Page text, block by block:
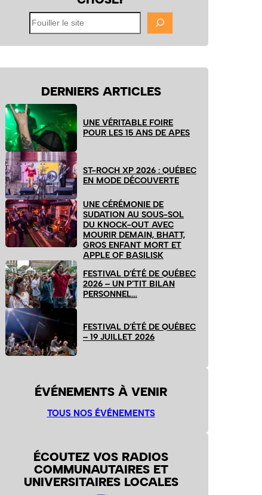
Fouiller
le
site
DERNIERS ARTICLES
UNE VÉRITABLE FOIRE
POUR LES 15 ANS DE APES
ST-ROCH XP 2026 : QUÉBEC
EN MODE DÉCOUVERTE
UNE CÉRÉMONIE DE
SUDATION AU SOUS-SOL
DU KNOCK-OUT AVEC
MOURIR DEMAIN, BHATT,
GROS ENFANT MORT ET
APPLE OF BASILISK
FESTIVAL D’ÉTÉ DE QUÉBEC
2026 – UN P’TIT BILAN
PERSONNEL…
FESTIVAL D’ÉTÉ DE QUÉBEC
– 19 JUILLET 2026
ÉVÉNEMENTS À VENIR
TOUS NOS ÉVÉNEMENTS
ÉCOUTEZ VOS RADIOS
COMMUNAUTAIRES ET
UNIVERSITAIRES LOCALES